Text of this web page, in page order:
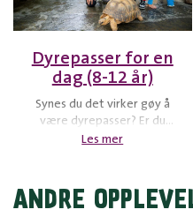
Dyrepasser for en
dag (8-12 år)
Synes du det virker gøy å
være dyrepasser? Er du
mellom 8 og 12 år? Da har du
Les mer
ANDRE